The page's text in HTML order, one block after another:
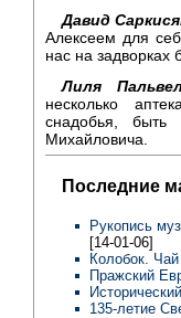
Давид
Алексеем для
нас на задворках
Лиля
несколько
снадобья,
Михайловича.
Последние
Рукопись
[14-01-06]
Колобок.
Пражский
135-летие